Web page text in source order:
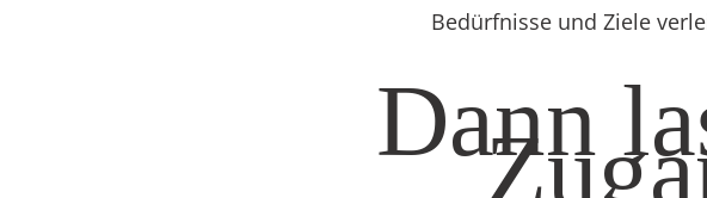
Bedürfnisse und Ziele
Dann